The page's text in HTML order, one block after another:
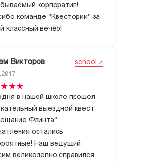
корпоратив!
команде "Квестории" за
классный вечер!
Викторов school
в нашей школе прошел
выездной квест
Флинта".
остались
Наш ведущий
великолепно справился